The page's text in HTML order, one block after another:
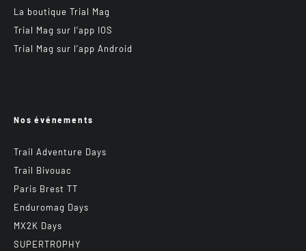
La boutique Trial Mag
Trial Mag sur l’app IOS
Trial Mag sur l’app Android
Nos événements
Trail Adventure Days
Trail Bivouac
Paris Brest TT
Enduromag Days
MX2K Days
SUPERTROPHY